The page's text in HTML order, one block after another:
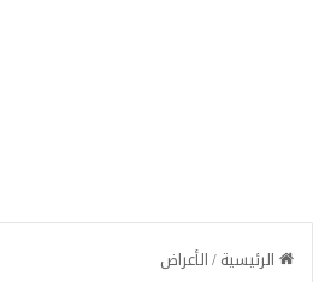
الرئيسية/الأعراض